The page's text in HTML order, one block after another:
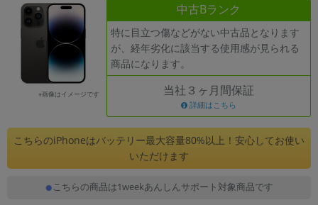
※画像はイメージです
中古Bランク
特に目立つ傷などがない中古品となります
が、経年劣化に該当する使用感が見られる
商品になります。
当社３ヶ月間保証
詳細はこちら
こちらのiPhoneはバッテリー最大容量80%以上！安心してお使い
いただけます
こちらの商品は1weekあんしんサポート対象商品です
フリーワード
除外ワード
人気の検索ワード： Let's note
「スマートフォン」「タブレット」など
シリーズ
商品シリーズ名・ブランド名の絞り込み。